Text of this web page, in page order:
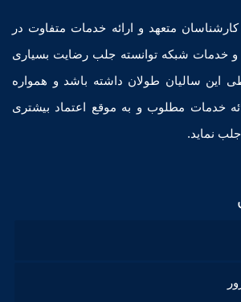
متعهد و ارائه خدمات متفاوت در
و خدمات شبکه توانسته جلب رضایت بسیاری
این سالیان طولان داشته باشد و همواره
خدمات مطلوب و به موقع اعتماد بیشتری
نماید.